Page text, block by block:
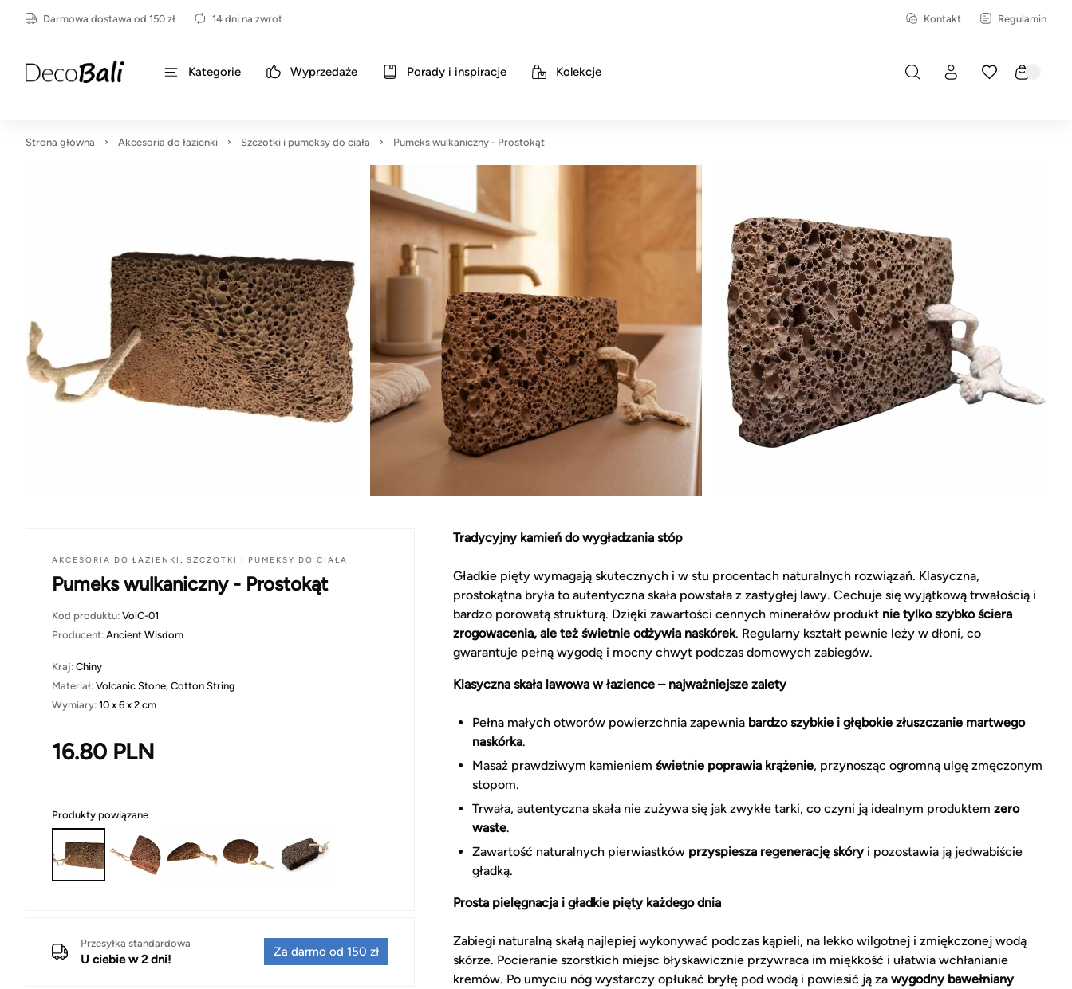
Darmowa dostawa od 150 zł 14 dni na zwrot Kontakt Regulamin
Kategorie Wyprzedaże Porady i inspiracje Kolekcje
Strona główna Akcesoria do łazienki Szczotki i pumeksy do ciała Pumeks wulkaniczny - Prostokąt
AKCESORIA DO ŁAZIENKI , SZCZOTKI I PUMEKSY DO CIAŁA
Pumeks wulkaniczny - Prostokąt
Kod produktu: VolC-01
Producent: Ancient Wisdom
Kraj: Chiny
Materiał: Volcanic Stone, Cotton String
Wymiary: 10 x 6 x 2 cm
16.80 PLN
Produkty powiązane
Przesyłka standardowa
U ciebie w 2 dni!
Za darmo od 150 zł
Tradycyjny kamień do wygładzania stóp
Gładkie pięty wymagają skutecznych i w stu procentach naturalnych rozwiązań. Klasyczna,
prostokątna bryła to autentyczna skała powstała z zastygłej lawy. Cechuje się wyjątkową trwałością i
bardzo porowatą strukturą. Dzięki zawartości cennych minerałów produkt nie tylko szybko ściera
zrogowacenia, ale też świetnie odżywia naskórek. Regularny kształt pewnie leży w dłoni, co
gwarantuje pełną wygodę i mocny chwyt podczas domowych zabiegów.
Klasyczna skała lawowa w łazience – najważniejsze zalety
Pełna małych otworów powierzchnia zapewnia bardzo szybkie i głębokie złuszczanie martwego
naskórka.
Masaż prawdziwym kamieniem świetnie poprawia krążenie, przynosząc ogromną ulgę zmęczonym
stopom.
Trwała, autentyczna skała nie zużywa się jak zwykłe tarki, co czyni ją idealnym produktem zero
waste.
Zawartość naturalnych pierwiastków przyspiesza regenerację skóryi pozostawia ją jedwabiście
gładką.
Prosta pielęgnacja i gładkie pięty każdego dnia
Zabiegi naturalną skałą najlepiej wykonywać podczas kąpieli, na lekko wilgotnej i zmiękczonej wodą
skórze. Pocieranie szorstkich miejsc błyskawicznie przywraca im miękkość i ułatwia wchłanianie
kremów. Po umyciu nóg wystarczy opłukać bryłę pod wodą i powiesić ją za wygodny bawełniany